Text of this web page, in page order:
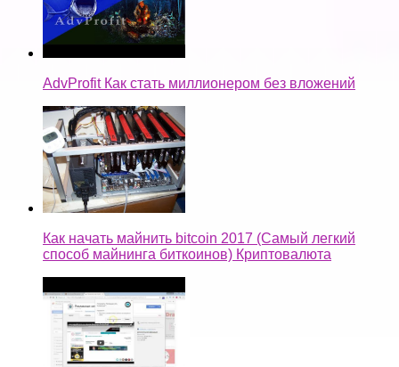
AdvProfit Как стать миллионером без вложений
Как начать майнить bitcoin 2017 (Самый легкий
способ майнинга биткоинов) Криптовалюта